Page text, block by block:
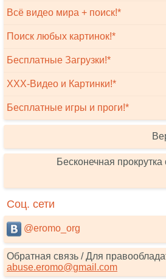
Всё видео мира + поиск!*
Поиск любых картинок!*
Бесплатные Загрузки!*
XXX-Видео и Картинки!*
Бесплатные игры и проги!*
Бесконечная прокрутка
Соц. сети
@eromo_org
Обратная связь / Для
abuse.eromo@gmail.com